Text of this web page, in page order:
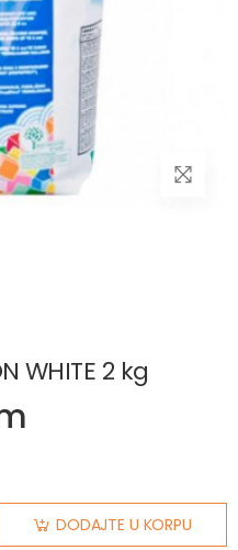
WHITE 2 kg
DODAJTE U KORPU